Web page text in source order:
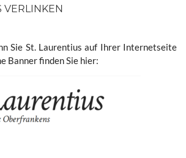
VERLINKEN
Sie St. Laurentius auf Ihrer Internetseite
Banner finden Sie hier: